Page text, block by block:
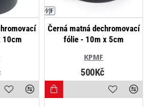
10cm
KPMF
Černá matná dechromovací
fólie - 10m x 5cm
500Kč